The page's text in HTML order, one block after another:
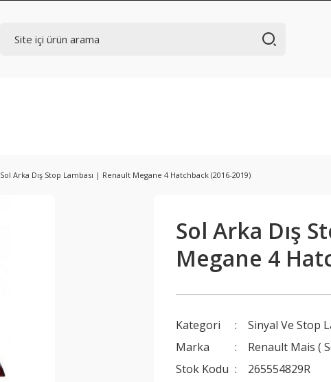
Sol Arka Dış Stop Lambası | Renault Megane 4 Hatchback (2016-2019)
Sol Arka Dış
Megane 4
Kategori Sinyal Ve Stop
Marka
Renault Mais (
Stok Kodu
265554829R